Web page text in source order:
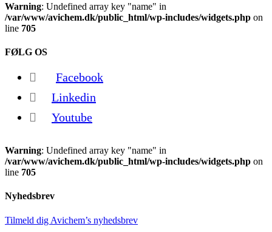
Warning: Undefined array key "name" in
/var/www/avichem.dk/public_html/wp-includes/widgets.php on
line 705
FØLG OS
Facebook
Linkedin
Youtube
Warning: Undefined array key "name" in
/var/www/avichem.dk/public_html/wp-includes/widgets.php on
line 705
Nyhedsbrev
Tilmeld dig Avichem’s nyhedsbrev